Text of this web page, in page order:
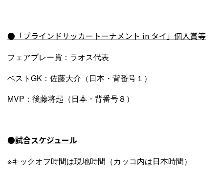
● 「ブラインドサッカートーナメント in タイ」個人賞等
フェアプレー賞：ラオス代表
ベストGK：佐藤大介（日本・背番号１）
MVP：後藤将起（日本・背番号８）
●試合スケジュール
※キックオフ時間は現地時間（カッコ内は日本時間）